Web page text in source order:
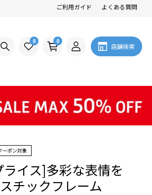
ご利用ガイド よくある質問
0 0
店舗検索
ーポン対象
イス]多彩な表情を
チックフレーム